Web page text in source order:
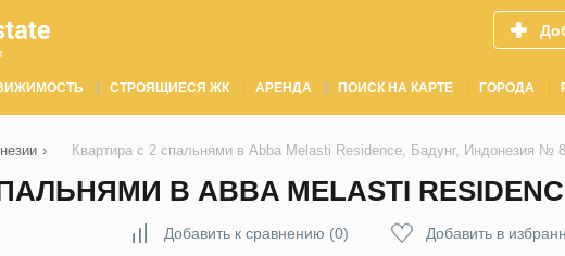
СТРОЯЩИЕСЯ ЖК АРЕНДА ПОИСК НА КАРТЕ ГОРОДА
› Квартира с 2 спальнями в Abba Melasti Residence, Бадунг, Индонезия №
В ABBA MELASTI
Добавить к сравнению (0) Добавить в